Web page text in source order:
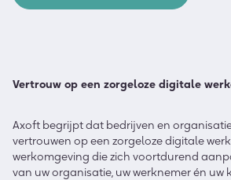
Vertrouw op een zorgeloze digitale
Axoft begrijpt dat bedrijven en
vertrouwen op een zorgeloze digitale
werkomgeving die zich voortdurend
van uw organisatie, uw werknemer én uw